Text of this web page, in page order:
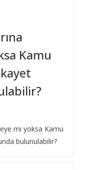
Limitinin
sunmalı ?
Kamu
mi yoksa Kamu
bulunulabilir?